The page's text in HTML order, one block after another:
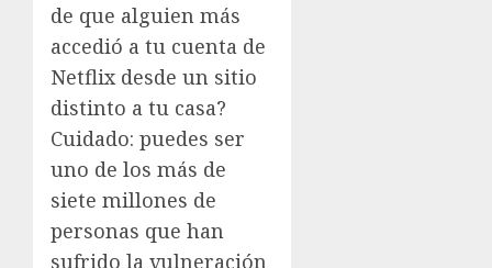
de que alguien más
accedió a tu cuenta de
Netflix desde un sitio
distinto a tu casa?
Cuidado: puedes ser
uno de los más de
siete millones de
personas que han
sufrido la vulneración